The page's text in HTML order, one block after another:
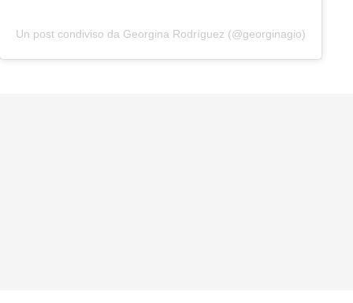
Un post condiviso da Georgina Rodríguez (@georginagio)